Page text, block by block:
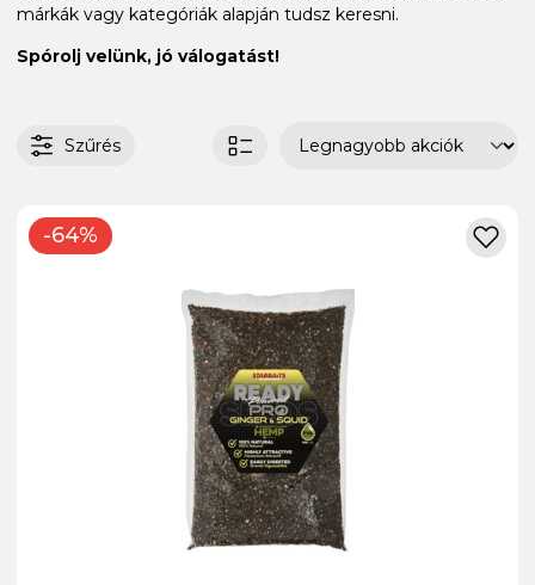
márkák vagy kategóriák alapján tudsz keresni.
Spórolj velünk, jó válogatást!
Szűrés
-64%